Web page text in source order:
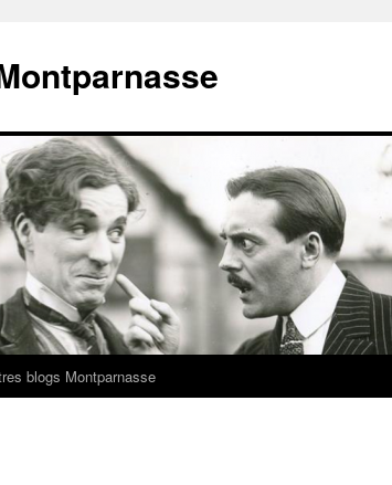
blogs Montparnasse